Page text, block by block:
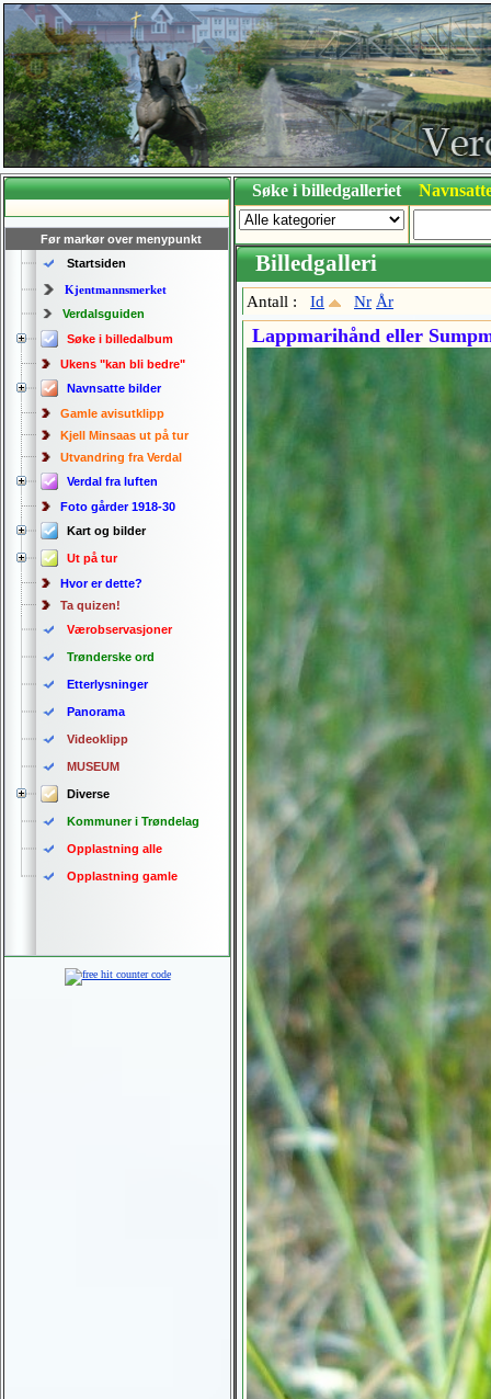
Før markør over menypunkt
Startsiden
Kjentmannsmerket
Verdalsguiden
Søke i billedalbum
Ukens "kan bli bedre"
Navnsatte bilder
Gamle avisutklipp
Kjell Minsaas ut på tur
Utvandring fra Verdal
Verdal fra luften
Foto gårder 1918-30
Kart og bilder
Ut på tur
Hvor er dette?
Ta quizen!
Værobservasjoner
Trønderske ord
Etterlysninger
Panorama
Videoklipp
MUSEUM
Diverse
Kommuner i Trøndelag
Opplastning alle
Opplastning gamle
Søke i billedgalleriet
Billedgalleri
Antall : Id Nr År
Lappmarihånd eller